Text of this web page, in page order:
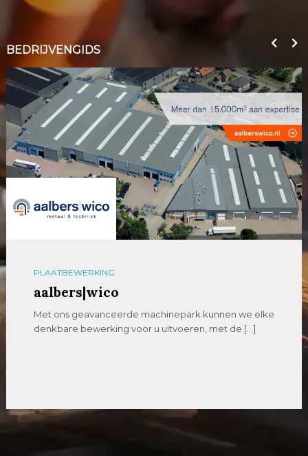
BEDRIJVENGIDS
PLAATBEWERKING
aalbers|wico
Met ons geavanceerde machinepark kunnen we elke
denkbare bewerking voor u uitvoeren, met de […]